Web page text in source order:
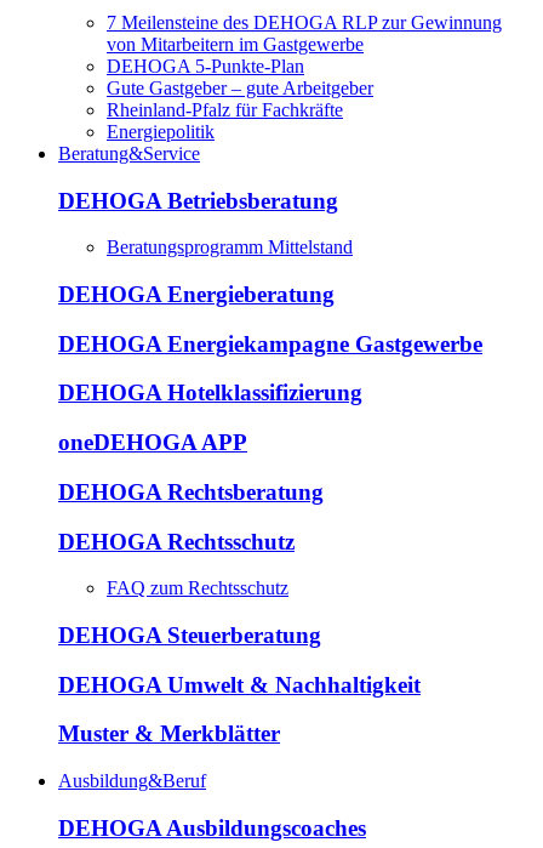
7 Meilensteine des DEHOGA RLP zur Gewinnung
von Mitarbeitern im Gastgewerbe
DEHOGA 5-Punkte-Plan
Gute Gastgeber – gute Arbeitgeber
Rheinland-Pfalz für Fachkräfte
Energiepolitik
Beratung&Service
DEHOGA Betriebsberatung
Beratungsprogramm Mittelstand
DEHOGA Energieberatung
DEHOGA Energiekampagne Gastgewerbe
DEHOGA Hotelklassifizierung
oneDEHOGA APP
DEHOGA Rechtsberatung
DEHOGA Rechtsschutz
FAQ zum Rechtsschutz
DEHOGA Steuerberatung
DEHOGA Umwelt & Nachhaltigkeit
Muster & Merkblätter
Ausbildung&Beruf
DEHOGA Ausbildungscoaches